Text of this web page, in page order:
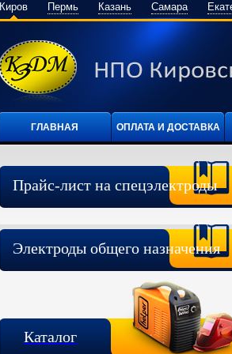
Киров Пермь Казань Самара
ГЛАВНАЯ ОПЛАТА И ДОСТАВКА
Прайс-лист на спецэлектроды
Электроды общего назначения
Каталог